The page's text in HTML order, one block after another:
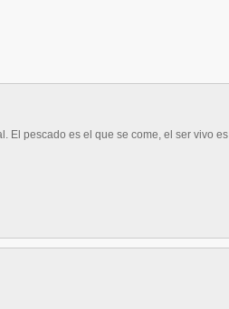
El pescado es el que se come, el ser vivo es